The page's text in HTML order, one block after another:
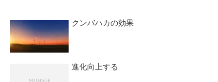
クンバハカの効果
進化向上する